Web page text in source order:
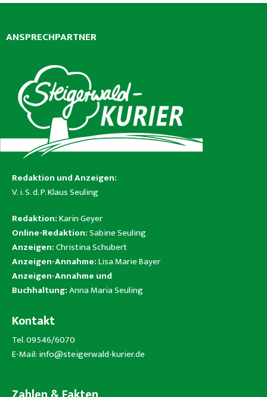
ANSPRECHPARTNER
Redaktion und Anzeigen:
V. i. S. d. P. Klaus Seuling
Redaktion:Karin Geyer
Online-Redaktion:Sabine Seuling
Anzeigen:Christina Schubert
Anzeigen-Annahme:Lisa Marie Bayer
Anzeigen-Annahme und
Buchhaltung:Anna Maria Seuling
Kontakt
Tel. 09546/6070
E-Mail: info@steigerwald-kurier.de